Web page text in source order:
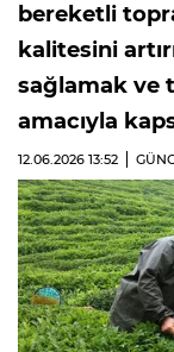
bereketli
kalitesini
sağlamak ve
amacıyla
12.06.2026 13:52